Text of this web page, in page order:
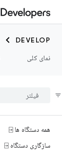
DEVELOP
نمای کلی
همه دستگاه ها ⍈
سازگاری دستگاه ⍈